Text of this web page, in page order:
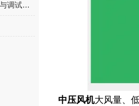
铝合金工业风刀的安装与调试指南
中压风机大风量、